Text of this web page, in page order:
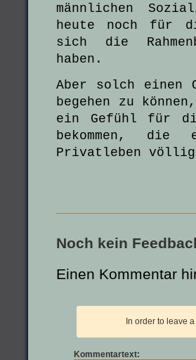
männlichen
heute noch für
sich die
haben.
Aber solch einen
begehen zu
ein Gefühl für
bekommen,
Privatleben völlig
Noch kein
Einen Kommentar
In order to leave
Kommentartext: